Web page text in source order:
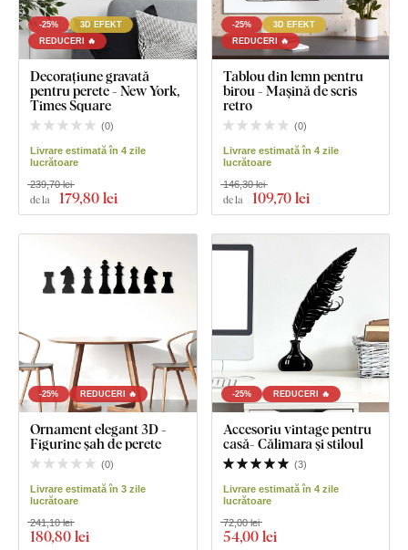
-25%
3D EFEKT
REDUCERI 🔥
Decorațiune gravată
pentru perete - New York,
Times Square
(0)
Livrare estimată în 4 zile
lucrătoare
de la 179,80 lei
239,70 lei
-25%
3D EFEKT
REDUCERI 🔥
Tablou din lemn pentru
birou - Mașină de scris
retro
(0)
Livrare estimată în 4 zile
lucrătoare
de la 109,70 lei
146,30 lei
-25% REDUCERI 🔥
Ornament elegant 3D -
Figurine șah de perete
(0)
Livrare estimată în 3 zile
lucrătoare
180,80 lei
241,10 lei
-25% REDUCERI 🔥
Accesoriu vintage pentru
casă- Călimara și stiloul
(3)
Livrare estimată în 4 zile
lucrătoare
54,00 lei
72,00 lei